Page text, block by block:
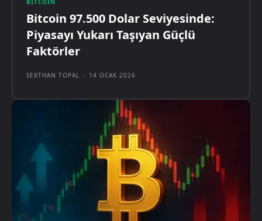
BITCOIN
Bitcoin 97.500 Dolar Seviyesinde:
Piyasayı Yukarı Taşıyan Güçlü
Faktörler
SERTHAN TOPAL - 14 OCAK 2026